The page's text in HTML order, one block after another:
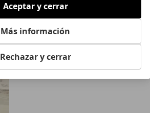
€ 47.500
Aceptar y cerrar
Más información
Rechazar y cerrar